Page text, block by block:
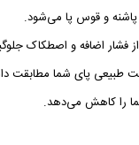
پاشنه و قوس پا می‌شود.
فشار اضافه و اصطکاک
طبیعی پای شما مطابقت
را کاهش می‌دهد.